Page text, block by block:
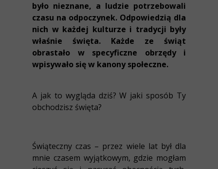
było nieznane, a ludzie potrzebowali
czasu na odpoczynek. Odpowiedzią dla
nich w każdej kulturze i tradycji były
właśnie święta. Każde ze świąt
obrastało w specyficzne obrzędy i
wpisywało się w kanony społeczne.
A jak to wygląda dziś? W jaki sposób Ty
obchodzisz święta?
Świąteczny czas – przez wiele lat był dla
mnie czasem wyjątkowym, gdzie mogłam